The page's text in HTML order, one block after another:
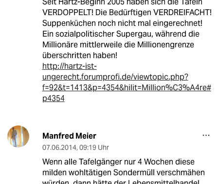
VERDOPPELT! Die Bedürftigen VERDREIFACHT!
Suppenküchen noch nicht mal eingerechnet!
Ein sozialpolitischer Supergau, während die
Millionäre mittlerweile die Millionengrenze
überschritten haben!
http://hartz-ist-
ungerecht.forumprofi.de/viewtopic.php?
f=92&t=1413&p=4354&hilit=Million%C3%A4re#
p4354
Manfred Meier
07.06.2014, 09:19 Uhr
Wenn alle Tafelgänger nur 4 Wochen diese
milden wohltätigen Sondermüll verschmähen